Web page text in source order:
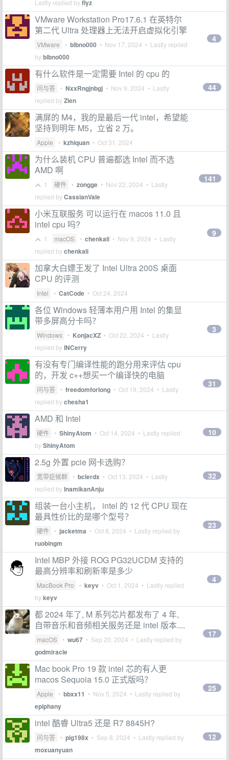
Lastly replied byflyz
VMware Workstation Pro17.6.1 在英特尔
第二代 Ultra 处理器上无法开启虚拟化引擎
VMware • blbno000 • Nov 17, 2024 • Lastly replied
byblbno000
4
有什么软件是一定需要 Intel 的 cpu 的
问与答 • NxxRngjnbgj • Nov 9, 2024 • Lastly
replied byZien
44
满屏的 M4，我的是最后一代 intel，希望能
坚持到明年 M5，立省 2 万。
Apple • kzhiquan • Oct 31, 2024
为什么装机 CPU 普遍都选 Intel 而不选
AMD 啊
1 硬件 • zongge • Nov 22, 2024 • Lastly
replied byCassianVale
141
小米互联服务 可以运行在 macos 11.0 且
intel cpu 吗?
1 macOS • chenkali • Nov 9, 2024 • Lastly
replied bychenkali
9
加拿大白嫖王发了 Intel Ultra 200S 桌面
CPU 的评测
Intel • CatCode • Oct 24, 2024
各位 Windows 轻薄本用户用 Intel 的集显
带多屏高分卡吗？
Windows • KonjacXZ • Oct 22, 2024 • Lastly
replied byINCerry
3
有没有专门编译性能的跑分用来评估 cpu
的，开发 c++想买一个编译快的电脑
问与答 • freedomforlong • Oct 19, 2024 • Lastly
replied bychesha1
31
AMD 和 Intel
硬件 • ShinyAtom • Oct 14, 2024 • Lastly replied
byShinyAtom
10
2.5g 外置 pcie 网卡选购？
宽带症候群 • bclerdx • Oct 13, 2024 • Lastly
replied byInamikanAnju
32
组装一台小主机， intel 的 12 代 CPU 现在
最具性价比的是哪个型号？
硬件 • jacketma • Oct 8, 2024 • Lastly replied by
ruobingm
23
Intel MBP 外接 ROG PG32UCDM 支持的
最高分辨率和刷新率是多少
MacBook Pro • keyv • Oct 1, 2024 • Lastly replied
bykeyv
4
都 2024 年了, M 系列芯片都发布了 4 年,
自带音乐和音频相关服务还是 intel 版本....
macOS • wu67 • Sep 20, 2024 • Lastly replied by
godmiracle
17
Mac book Pro 19 款 intel 芯的有人更
macos Sequoia 15.0 正式版吗？
Apple • bbxx11 • Nov 5, 2024 • Lastly replied by
epiphany
25
intel 酷睿 Ultra5 还是 R7 8845H?
问与答 • pig198x • Sep 8, 2024 • Lastly replied by
moxuanyuan
12